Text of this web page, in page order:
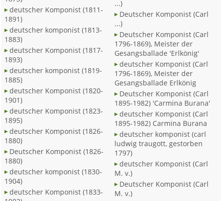
deutscher Komponist (1811-
1891)
deutscher komponist (1813-
1883)
deutscher Komponist (1817-
1893)
deutscher komponist (1819-
1885)
deutscher Komponist (1820-
1901)
deutscher Komponist (1823-
1895)
deutscher Komponist (1826-
1880)
Deutscher Komponist (1826-
1880)
deutscher komponist (1830-
1904)
deutscher Komponist (1833-
...)
Deutscher Komponist (Carl
...)
Deutscher Komponist (Carl
1796-1869), Meister der
Gesangsballade 'Erlkönig'
deutscher Komponist (Carl
1796-1869), Meister der
Gesangsballade Erlkönig
Deutscher Komponist (Carl
1895-1982) 'Carmina Burana'
deutscher Komponist (Carl
1895-1982) Carmina Burana
deutscher komponist (carl
ludwig traugott, gestorben
1797)
deutscher Komponist (Carl
M. v.)
Deutscher Komponist (Carl
M. v.)